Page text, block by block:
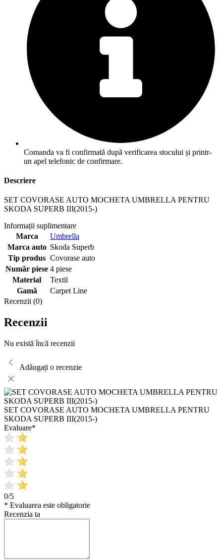
Comanda va fi confirmată după verificarea stocului și printr-
un apel telefonic de confirmare.
Descriere
SET COVORASE AUTO MOCHETA UMBRELLA PENTRU
SKODA SUPERB III(2015-)
Informații suplimentare
Marca
Umbrella
Marca auto Skoda Superb
Tip produs Covorase auto
Număr piese 4 piese
Material
Textil
Gamă
Carpet Line
Recenzii (0)
Recenzii
Nu există încă recenzii
Adăugați o recenzie
SET COVORASE AUTO MOCHETA UMBRELLA PENTRU
SKODA SUPERB III(2015-)
Evaluare*
0/5
* Evaluarea este obligatorie
Recenzia ta